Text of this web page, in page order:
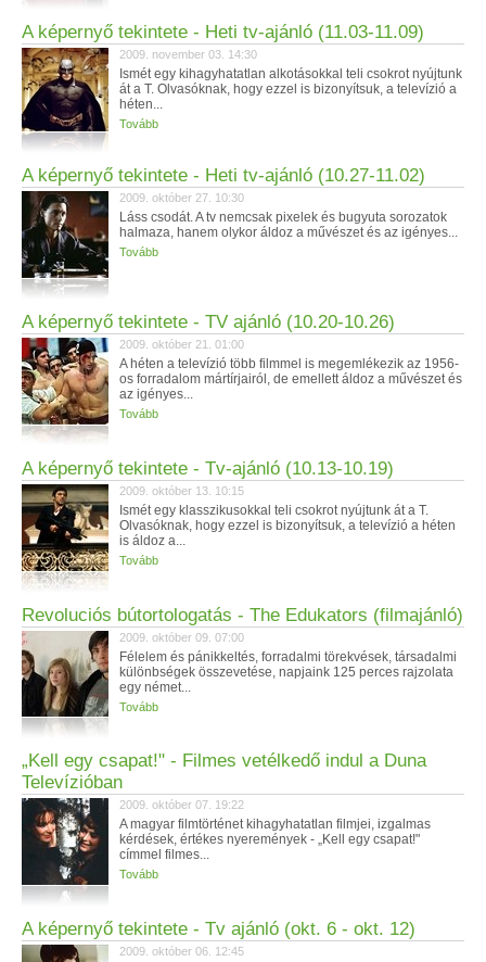
A képernyő tekintete - Heti tv-ajánló (11.03-11.09)
2009. november 03. 14:30
Ismét egy kihagyhatatlan alkotásokkal teli csokrot nyújtunk
át a T. Olvasóknak, hogy ezzel is bizonyítsuk, a televízió a
héten...
Tovább
A képernyő tekintete - Heti tv-ajánló (10.27-11.02)
2009. október 27. 10:30
Láss csodát. A tv nemcsak pixelek és bugyuta sorozatok
halmaza, hanem olykor áldoz a művészet és az igényes...
Tovább
A képernyő tekintete - TV ajánló (10.20-10.26)
2009. október 21. 01:00
A héten a televízió több filmmel is megemlékezik az 1956-
os forradalom mártírjairól, de emellett áldoz a művészet és
az igényes...
Tovább
A képernyő tekintete - Tv-ajánló (10.13-10.19)
2009. október 13. 10:15
Ismét egy klasszikusokkal teli csokrot nyújtunk át a T.
Olvasóknak, hogy ezzel is bizonyítsuk, a televízió a héten
is áldoz a...
Tovább
Revoluciós bútortologatás - The Edukators (filmajánló)
2009. október 09. 07:00
Félelem és pánikkeltés, forradalmi törekvések, társadalmi
különbségek összevetése, napjaink 125 perces rajzolata
egy német...
Tovább
„Kell egy csapat!" - Filmes vetélkedő indul a Duna
Televízióban
2009. október 07. 19:22
A magyar filmtörténet kihagyhatatlan filmjei, izgalmas
kérdések, értékes nyeremények - „Kell egy csapat!"
címmel filmes...
Tovább
A képernyő tekintete - Tv ajánló (okt. 6 - okt. 12)
2009. október 06. 12:45